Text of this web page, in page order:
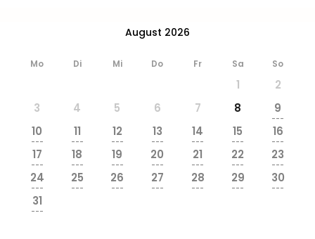
August 2026
Mo Di Mi Do Fr Sa So
1
2
3
4 5 6 7 8 9
---
10
---
11
---
12
---
13
---
14
---
15
---
16
---
17
---
18
---
19
---
20
---
21
---
22
---
23
---
24
---
25
---
26
---
27
---
28
---
29
---
30
---
31
---